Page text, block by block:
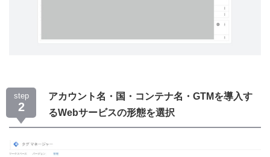
step
2
アカウント名・国・コンテナ名・GTMを導入す
るWebサービスの形態を選択